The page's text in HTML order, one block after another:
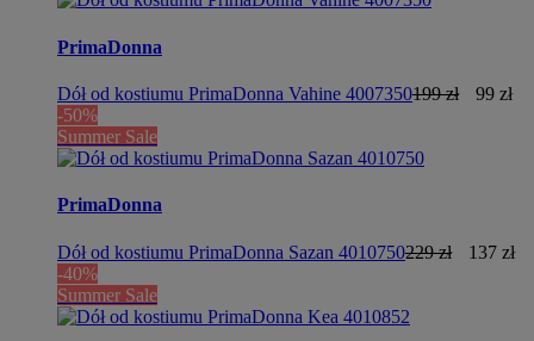
PrimaDonna
Dół od kostiumu PrimaDonna Vahine 4007350199 zł
99 zł
-50%
Summer Sale
PrimaDonna
Dół od kostiumu PrimaDonna Sazan 4010750229 zł
137 zł
-40%
Summer Sale